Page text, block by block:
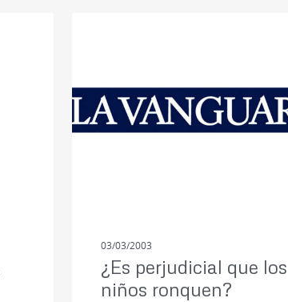
03/03/2003
¿Es perjudicial que los
niños ronquen?